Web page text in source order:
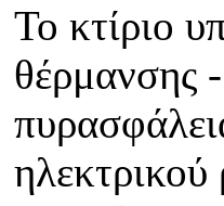
Το κτίριο
θέρμανσης
ηλεκτρικού